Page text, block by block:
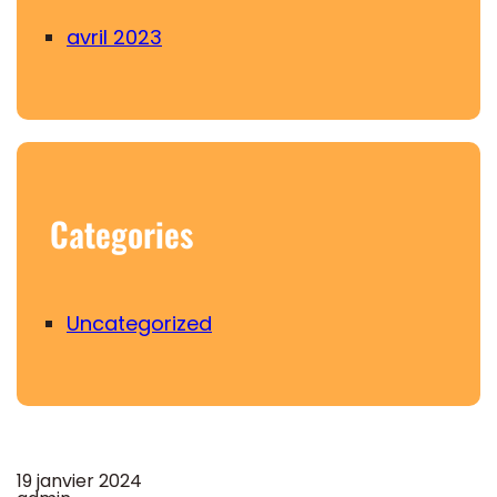
avril 2023
Categories
Uncategorized
19 janvier 2024